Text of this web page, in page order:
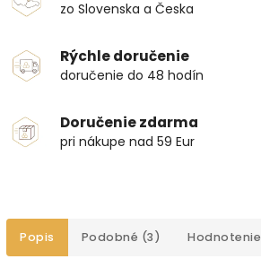
zo Slovenska a Česka
Rýchle doručenie
doručenie do 48 hodín
Doručenie zdarma
pri nákupe nad 59 Eur
Popis Podobné (3) Hodnotenie